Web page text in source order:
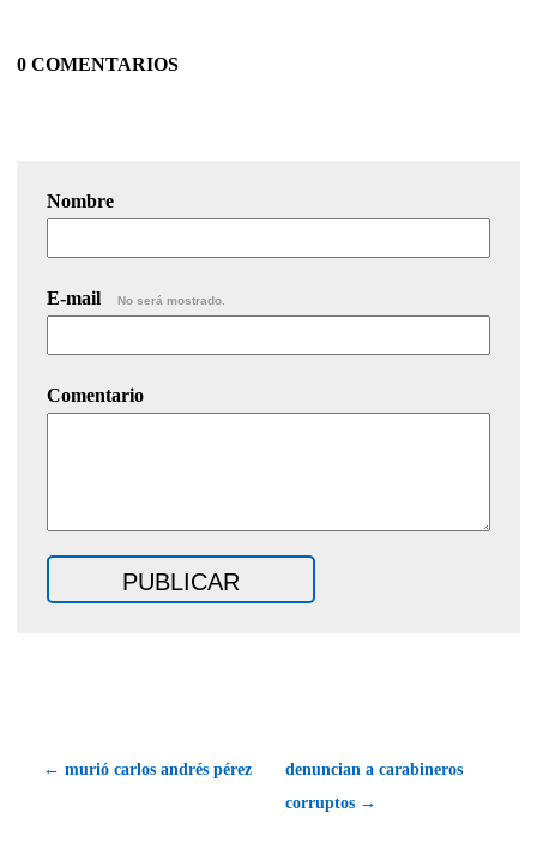
0 COMENTARIOS
Nombre
E-mail No será mostrado.
Comentario
← murió carlos andrés pérez
denuncian a carabineros
corruptos →